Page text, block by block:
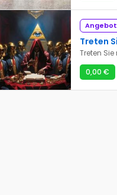
Angebot
0,00 €